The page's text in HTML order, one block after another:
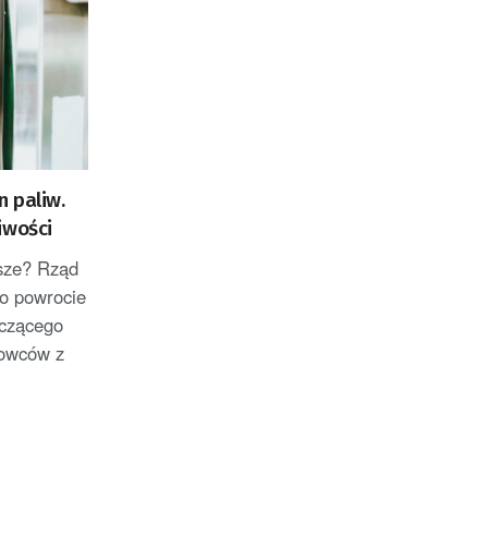
paliw.
Rząd
powrocie
z